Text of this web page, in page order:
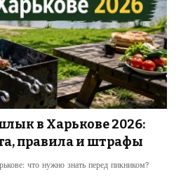
в Харькове 2026:
правила и штрафы
что нужно знать перед пикником?